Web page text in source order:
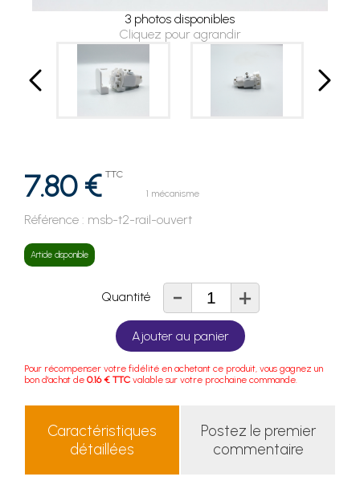
3 photos disponibles
Cliquez pour agrandir
7.80 € TTC
1 mécanisme
Référence : msb-t2-rail-ouvert
Article disponible
Quantité - +
Ajouter au panier
Pour récompenser votre fidélité en achetant ce produit, vous gagnez un
bon d'achat de 0.16 € TTC valable sur votre prochaine commande.
Caractéristiques
détaillées
Postez le premier
commentaire